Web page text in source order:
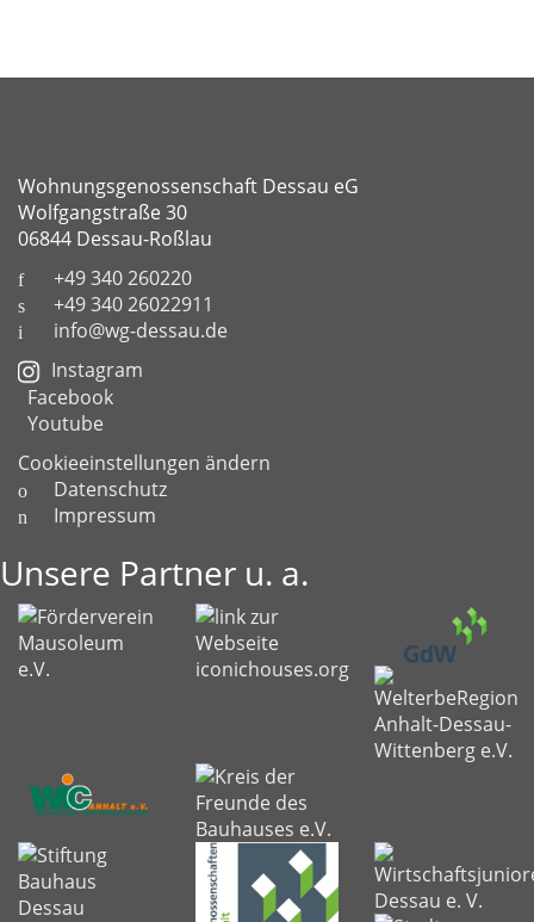
Wohnungsgenossenschaft Dessau eG
Wolfgangstraße 30
06844 Dessau-Roßlau
+49 340 260220
+49 340 26022911
info@wg-dessau.de
Instagram
Facebook
Youtube
Cookieeinstellungen ändern
Datenschutz
Impressum
Unsere Partner u. a.